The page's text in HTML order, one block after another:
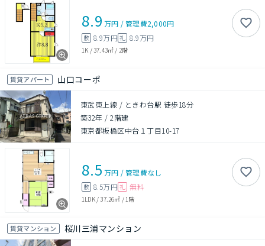
8.9 万円 /管理費2,000円
敷 8.9万円礼 8.9万円
1K /37.43㎡ / 2階
賃貸アパート 山口コーポ
東武東上線 / ときわ台駅 徒歩18分
築32年 /2階建
東京都板橋区中台１丁目10-17
8.5 万円 /管理費なし
敷 8.5万円 礼 無料
1LDK/37.26㎡ / 1階
賃貸マンション 桜川三浦マンション